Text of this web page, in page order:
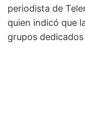
periodista de
quien indicó que
grupos